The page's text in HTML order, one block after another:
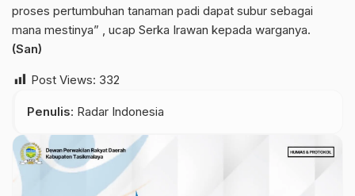
proses pertumbuhan tanaman padi dapat subur sebagai
mana mestinya” , ucap Serka Irawan kepada warganya.
(San)
Post Views: 332
Penulis: Radar Indonesia